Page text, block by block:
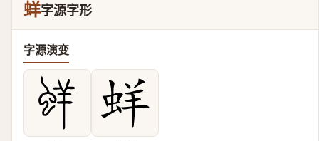
蛘字源字形
字源演变